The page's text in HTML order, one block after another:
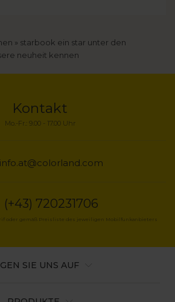
starbook ein star unter den
neuheit kennen
Kontakt
Mo.-Fr.: 9.00 - 17.00 Uhr
info.at@colorland.com
(+43) 720231706
oder gemäß Preisliste des jeweiligen Mobilfunkanbieters
SIE UNS AUF